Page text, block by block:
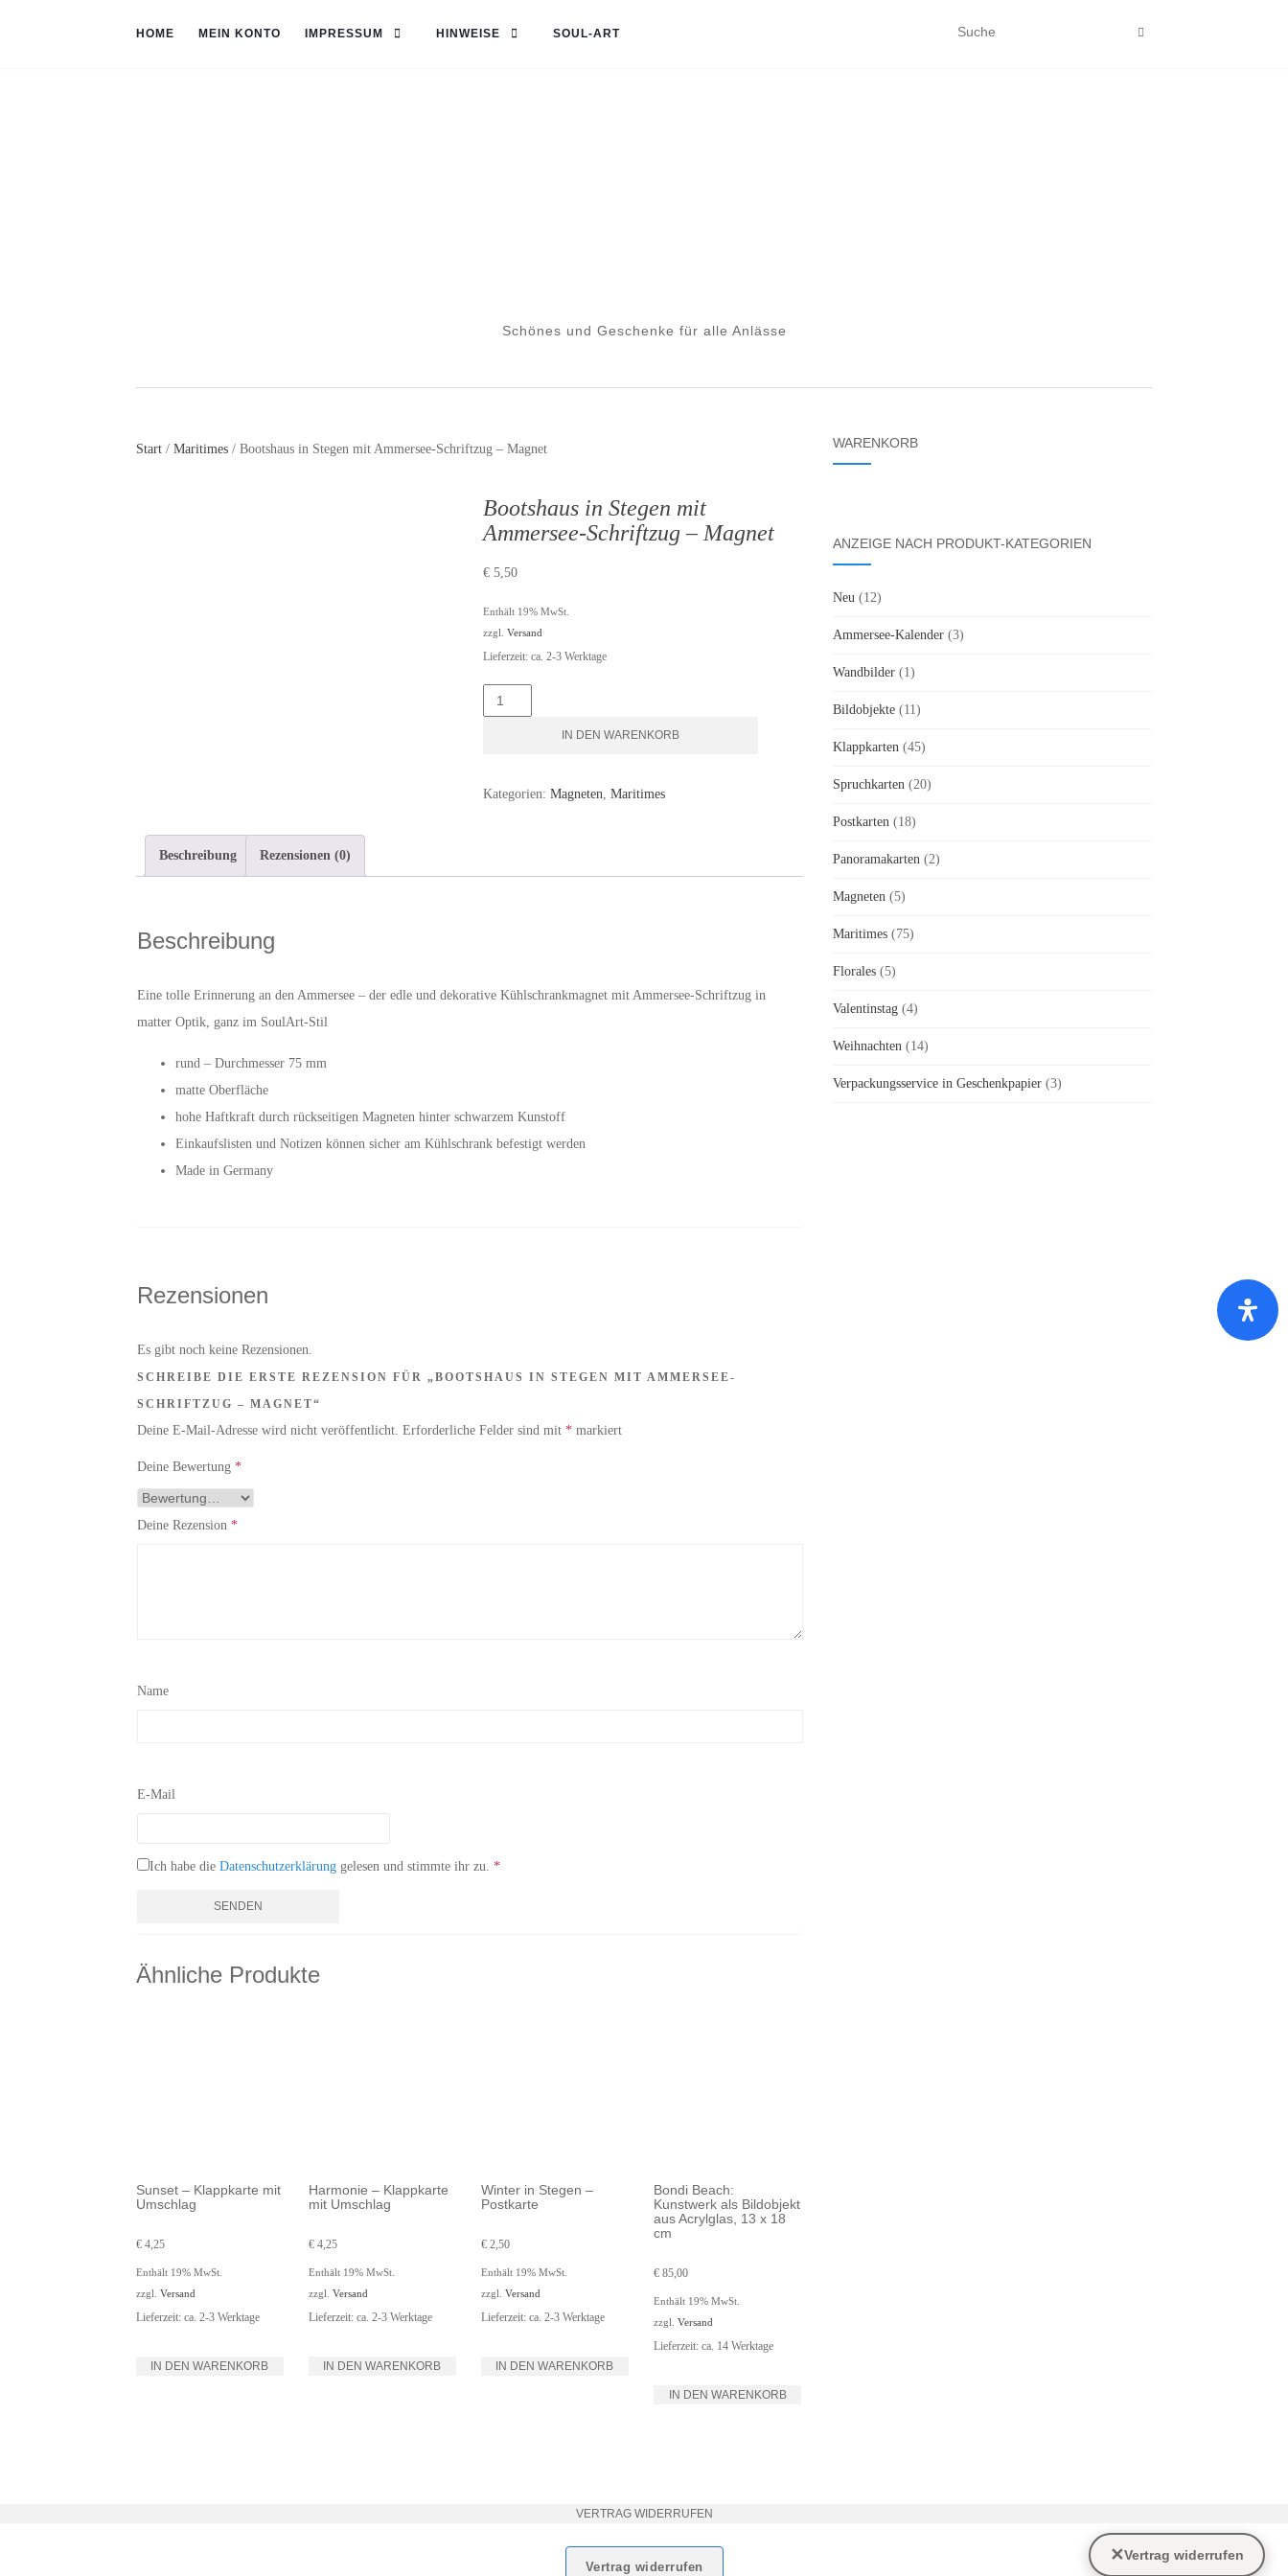
HOME MEIN KONTO IMPRESSUM HINWEISE SOUL-ART
Schönes und Geschenke für alle Anlässe
Start / Maritimes / Bootshaus in Stegen mit Ammersee-Schriftzug – Magnet
Bootshaus in Stegen mit
Ammersee-Schriftzug – Magnet
€ 5,50
Enthält 19% MwSt.
zzgl.Versand
Lieferzeit: ca. 2-3 Werktage
Bootshaus
Ammersee-
IN DEN WARENKORB
Kategorien:Magneten,Maritimes
Beschreibung Rezensionen (0)
Beschreibung
Eine tolle Erinnerung an den Ammersee – der edle und dekorative Kühlschrankmagnet mit Ammersee-Schriftzug in
matter Optik, ganz im SoulArt-Stil
rund – Durchmesser 75 mm
matte Oberfläche
hohe Haftkraft durch rückseitigen Magneten hinter schwarzem Kunstoff
Einkaufslisten und Notizen können sicher am Kühlschrank befestigt werden
Made in Germany
Rezensionen
Es gibt noch keine Rezensionen.
SCHREIBE DIE ERSTE REZENSION FÜR „BOOTSHAUS IN STEGEN MIT AMMERSEE-
SCHRIFTZUG – MAGNET“
Deine E-Mail-Adresse wird nicht veröffentlicht. Erforderliche Felder sind mit * markiert
Deine Bewertung *
Deine Rezension *
Name
E-Mail
Ich habe die Datenschutzerklärung gelesen und stimmte ihr zu. *
Ähnliche Produkte
Sunset – Klappkarte mit
Umschlag
€ 4,25
Enthält 19% MwSt.
zzgl. Versand
Lieferzeit: ca. 2-3 Werktage
IN DEN WARENKORB
Harmonie – Klappkarte
mit Umschlag
€ 4,25
Enthält 19% MwSt.
zzgl.Versand
Lieferzeit: ca. 2-3 Werktage
IN DEN WARENKORB
Winter in Stegen –
Postkarte
€ 2,50
Enthält 19% MwSt.
zzgl.Versand
Lieferzeit: ca. 2-3 Werktage
IN DEN WARENKORB
Bondi Beach:
Kunstwerk als Bildobjekt
aus Acrylglas, 13 x 18
cm
€ 85,00
Enthält 19% MwSt.
zzgl.Versand
Lieferzeit: ca. 14 Werktage
IN DEN WARENKORB
WARENKORB
ANZEIGE NACH PRODUKT-KATEGORIEN
Neu (12)
Ammersee-Kalender (3)
Wandbilder (1)
Bildobjekte (11)
Klappkarten (45)
Spruchkarten (20)
Postkarten (18)
Panoramakarten (2)
Magneten (5)
Maritimes (75)
Florales (5)
Valentinstag (4)
Weihnachten (14)
Verpackungsservice in Geschenkpapier (3)
VERTRAG WIDERRUFEN
Vertrag widerrufen
✕Vertrag widerrufen